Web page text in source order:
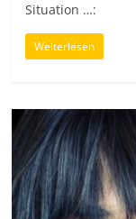
Situation …:
Weiterlesen